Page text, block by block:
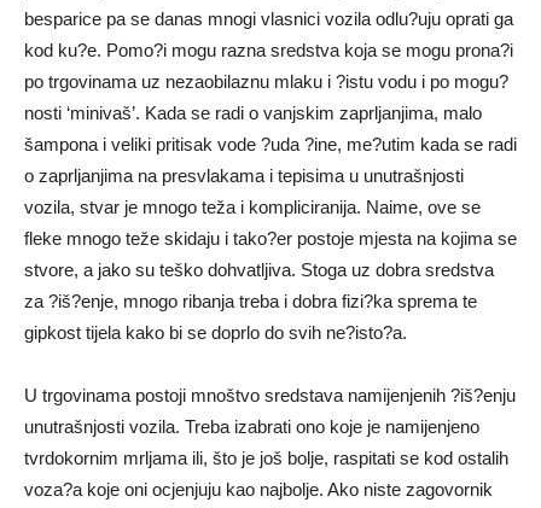
besparice pa se danas mnogi vlasnici vozila odlu?uju oprati ga
kod ku?e. Pomo?i mogu razna sredstva koja se mogu prona?i
po trgovinama uz nezaobilaznu mlaku i ?istu vodu i po mogu?
nosti ‘minivaš’. Kada se radi o vanjskim zaprljanjima, malo
šampona i veliki pritisak vode ?uda ?ine, me?utim kada se radi
o zaprljanjima na presvlakama i tepisima u unutrašnjosti
vozila, stvar je mnogo teža i kompliciranija. Naime, ove se
fleke mnogo teže skidaju i tako?er postoje mjesta na kojima se
stvore, a jako su teško dohvatljiva. Stoga uz dobra sredstva
za ?iš?enje, mnogo ribanja treba i dobra fizi?ka sprema te
gipkost tijela kako bi se doprlo do svih ne?isto?a.
U trgovinama postoji mnoštvo sredstava namijenjenih ?iš?enju
unutrašnjosti vozila. Treba izabrati ono koje je namijenjeno
tvrdokornim mrljama ili, što je još bolje, raspitati se kod ostalih
voza?a koje oni ocjenjuju kao najbolje. Ako niste zagovornik